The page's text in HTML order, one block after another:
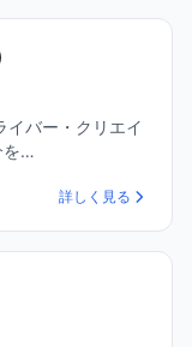
バー・クリエイ
を…
詳しく見る